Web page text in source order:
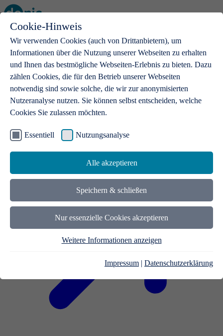
Cookie-Hinweis
Wir verwenden Cookies (auch von Drittanbietern), um
Informationen über die Nutzung unserer Webseiten zu erhalten
und Ihnen das bestmögliche Webseiten-Erlebnis zu bieten. Dazu
zählen Cookies, die für den Betrieb unserer Webseiten
notwendig sind sowie solche, die wir zur anonymisierten
Nutzeranalyse nutzen. Sie können selbst entscheiden, welche
Cookies Sie zulassen möchten.
Essentiell Nutzungsanalyse
Alle akzeptieren
Speichern & schließen
Nur essenzielle Cookies akzeptieren
Weitere Informationen anzeigen
Impressum | Datenschutzerklärung
Open main menu
.de-Domains
Mit einer .de-Domain erhalten Ideen eine Bühne